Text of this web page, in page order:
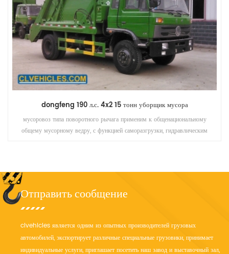
dongfeng 190 л.с. 4x2 15 тонн уборщик мусора
мусоровоз типа поворотного рычага применим к общенациональному
общему мусорному ведру, с функцией саморазгрузки, гидравлическим
Отправить сообщение
clvehicles является одним из опытных производителей грузовых
автомобилей, экспортирует различные специальные грузовики, принимает
индивидуальные услуги, приглашает посетить наш завод и выставочный зал,